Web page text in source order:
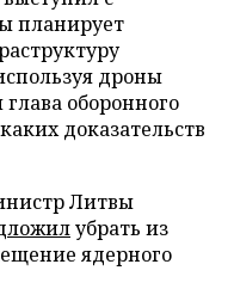
планирует
дроны
оборонного
доказательств
Литвы
убрать из
ядерного